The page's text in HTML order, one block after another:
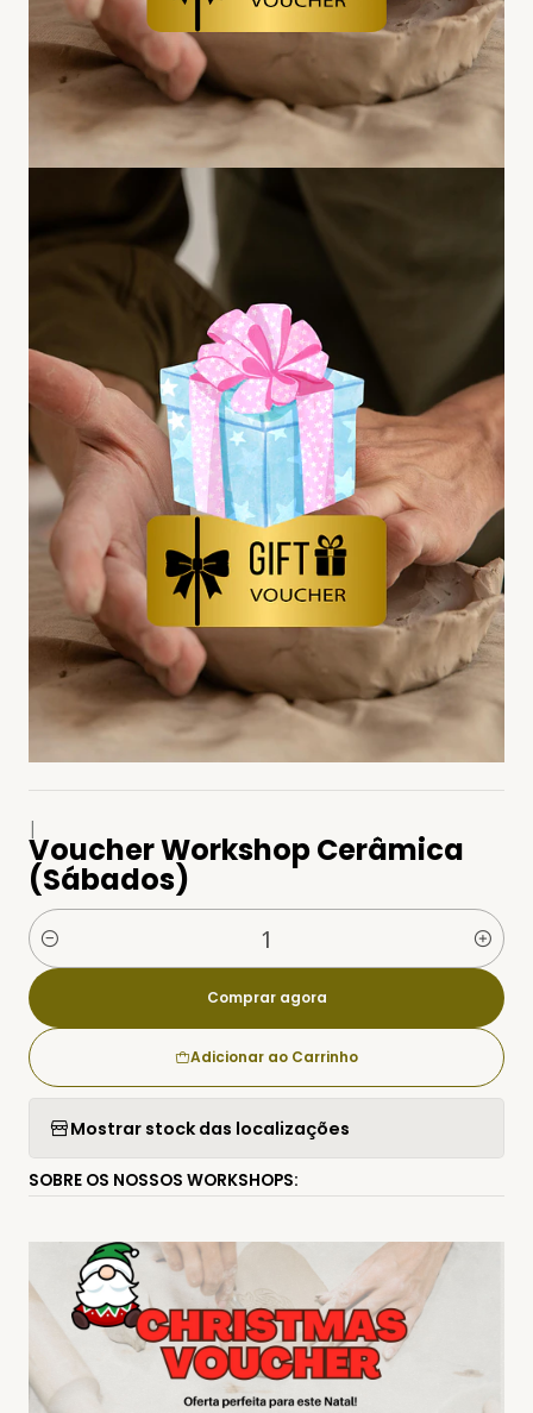
|
Voucher Workshop Cerâmica
(Sábados)
Quantidade
Adicionar ao Carrinho
Comprar agora
Mostrar stock das localizações
SOBRE OS NOSSOS WORKSHOPS: